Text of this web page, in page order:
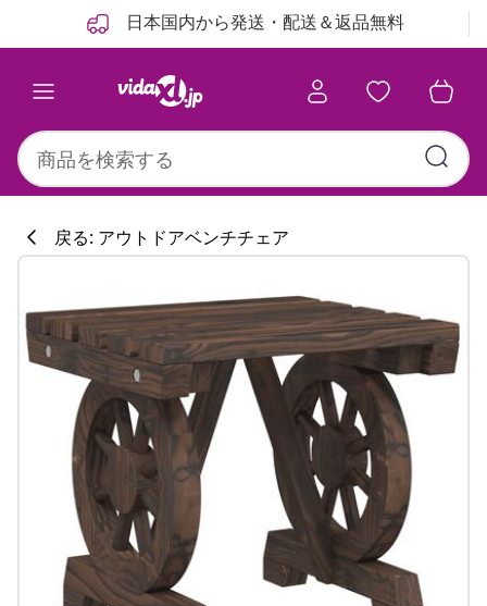
日本国内から発送・配送＆返品無料
戻る: アウトドアベンチチェア